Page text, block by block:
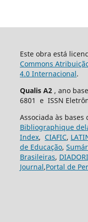
Este obra está
Commons
4.0 Internacional.
Qualis A2 , ano
6801 e ISSN
Associada às bases
Bibliographique
Index, CIAFIC,
de Educação,
Brasileiras,
Journal,Portal de